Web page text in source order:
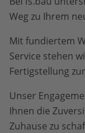
Weg zu Ihrem
Mit fundiertem
Service stehen
Fertigstellung
Unser
Ihnen die
Zuhause zu